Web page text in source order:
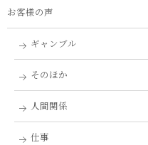
お客様の声
ギャンブル
そのほか
人間関係
仕事